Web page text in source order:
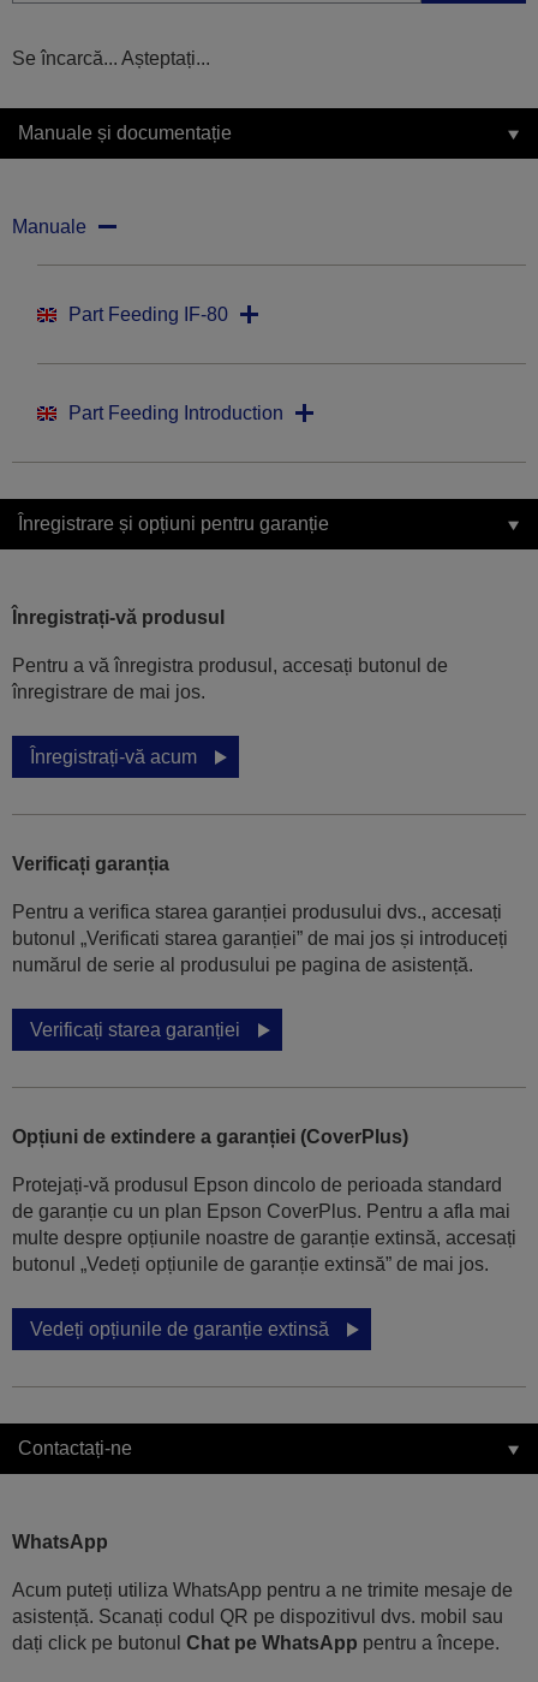
Se încarcă... Așteptați...
Manuale și documentație
Manuale
Part Feeding IF-80
Part Feeding Introduction
Înregistrare și opțiuni pentru garanție
Înregistrați-vă produsul
Pentru a vă înregistra produsul, accesați butonul de
înregistrare de mai jos.
Înregistrați-vă acum
Verificați garanția
Pentru a verifica starea garanției produsului dvs., accesați
butonul „Verificati starea garanției” de mai jos și introduceți
numărul de serie al produsului pe pagina de asistență.
Verificați starea garanției
Opțiuni de extindere a garanției (CoverPlus)
Protejați-vă produsul Epson dincolo de perioada standard
de garanție cu un plan Epson CoverPlus. Pentru a afla mai
multe despre opțiunile noastre de garanție extinsă, accesați
butonul „Vedeți opțiunile de garanție extinsă” de mai jos.
Vedeți opțiunile de garanție extinsă
Contactați-ne
WhatsApp
Acum puteți utiliza WhatsApp pentru a ne trimite mesaje de
asistență. Scanați codul QR pe dispozitivul dvs. mobil sau
dați click pe butonul Chat pe WhatsApp pentru a începe.